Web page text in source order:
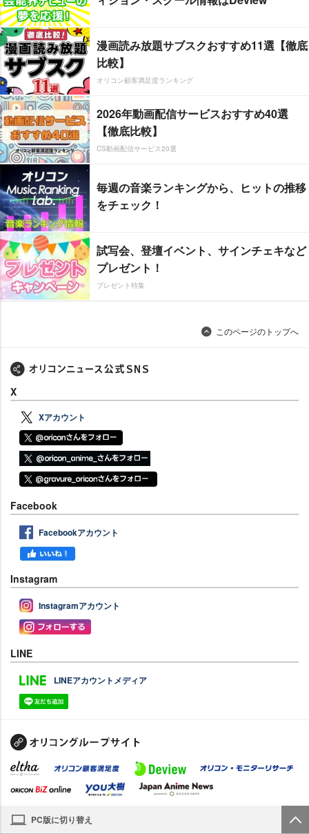
漫画読み放題サブスクおすすめ11選【徹底
比較】
オリコン顧客満足度ランキング
2026年動画配信サービスおすすめ40選
【徹底比較】
CS動画配信サービス20選
毎週の音楽ランキングから、ヒットの推移
をチェック！
試写会、登壇イベント、サインチェキなど
プレゼント！
プレゼント特集
このページのトップへ
X
Xアカウント
Facebook
Facebookアカウント
Instagram
Instagramアカウント
LINE
LINEアカウントメディア
PC版に切り替え